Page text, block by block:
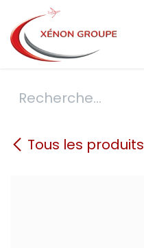
Se rendre au contenu
Tous les produits